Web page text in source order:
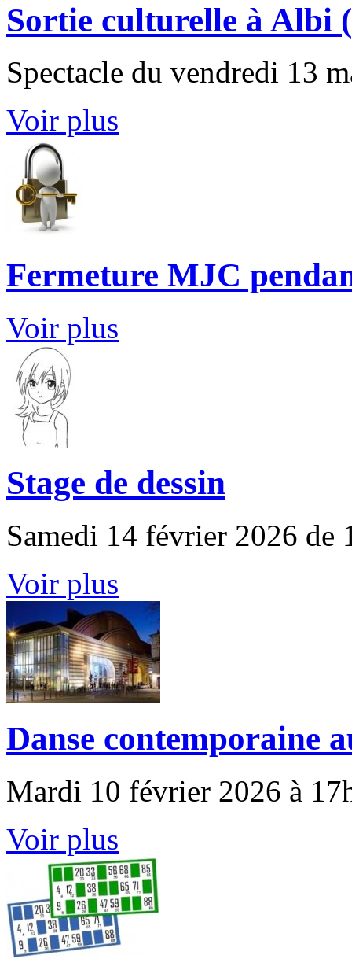
Sortie culturelle à Albi
Spectacle du vendredi 13
Voir plus
Fermeture MJC
Voir plus
Stage de dessin
Samedi 14 février 2026
Voir plus
Danse contemporaine
Mardi 10 février 2026 à
Voir plus